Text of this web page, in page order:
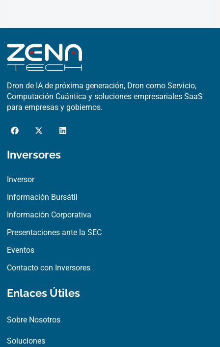
Dron de IA de próxima generación, Dron como Servicio,
Computación Cuántica y soluciones empresariales SaaS
para empresas y gobiernos.
F
a
b
k
X
-
i
L
i
Inversores
Inversor
Información Bursátil
Información Corporativa
Presentaciones ante la SEC
Eventos
Contacto con Inversores
Enlaces Útiles
Sobre Nosotros
Soluciones